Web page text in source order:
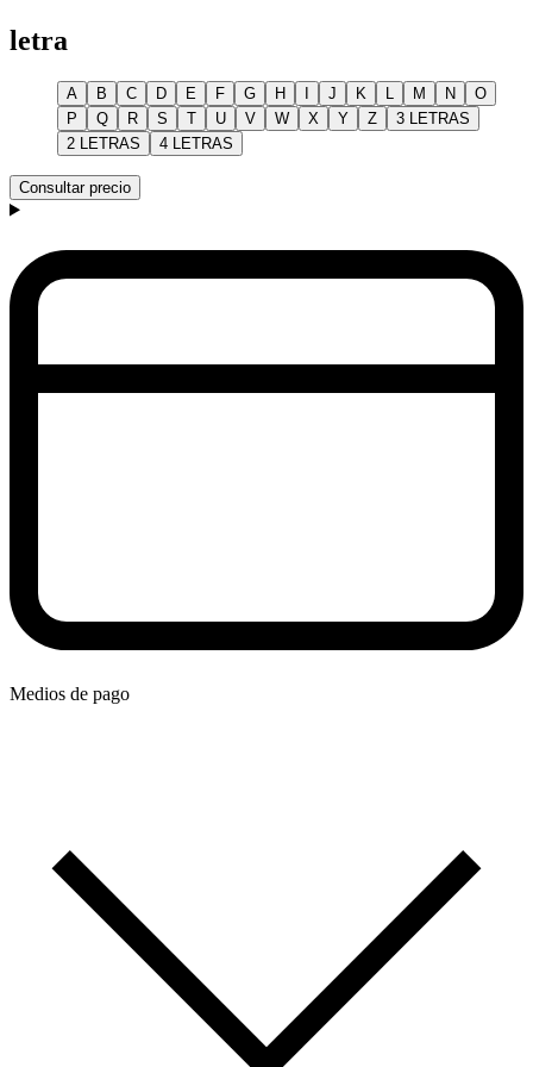
letra
A B C D E F G H I J K L M N
O
P
Q R S T U V W X Y Z
3 LETRAS
2 LETRAS
4 LETRAS
Consultar precio
Medios de pago